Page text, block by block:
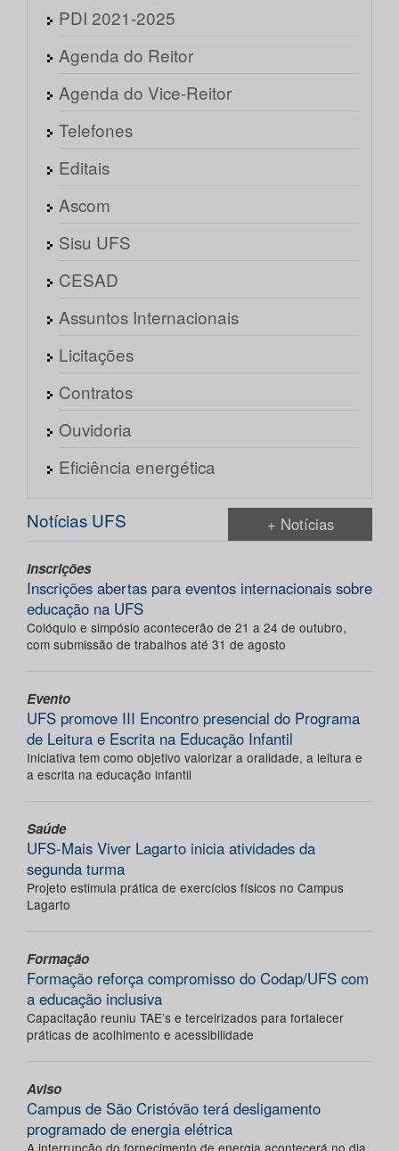
PDI 2021-2025
Agenda do Reitor
Agenda do Vice-Reitor
Telefones
Editais
Ascom
Sisu UFS
CESAD
Assuntos Internacionais
Licitações
Contratos
Ouvidoria
Eficiência energética
Notícias UFS + Notícias
Inscrições
Inscrições abertas para eventos internacionais sobre
educação na UFS
Colóquio e simpósio acontecerão de 21 a 24 de outubro,
com submissão de trabalhos até 31 de agosto
Evento
UFS promove III Encontro presencial do Programa
de Leitura e Escrita na Educação Infantil
Iniciativa tem como objetivo valorizar a oralidade, a leitura e
a escrita na educação infantil
Saúde
UFS-Mais Viver Lagarto inicia atividades da
segunda turma
Projeto estimula prática de exercícios físicos no Campus
Lagarto
Formação
Formação reforça compromisso do Codap/UFS com
a educação inclusiva
Capacitação reuniu TAE’s e terceirizados para fortalecer
práticas de acolhimento e acessibilidade
Aviso
Campus de São Cristóvão terá desligamento
programado de energia elétrica